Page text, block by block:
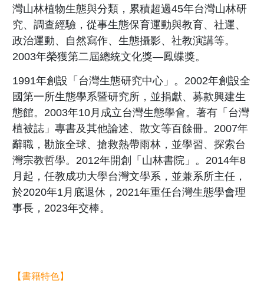
灣山林植物生態與分類，累積超過45年台灣山林研
究、調查經驗，從事生態保育運動與教育、社運、
政治運動、自然寫作、生態攝影、社教演講等。
2003年榮獲第二屆總統文化獎—鳳蝶獎。
1991年創設「台灣生態研究中心」。2002年創設全
國第一所生態學系暨研究所，並捐獻、募款興建生
態館。2003年10月成立台灣生態學會。著有「台灣
植被誌」專書及其他論述、散文等百餘冊。2007年
辭職，勘旅全球、搶救熱帶雨林，並學習、探索台
灣宗教哲學。2012年開創「山林書院」。2014年8
月起，任教成功大學台灣文學系，並兼系所主任，
於2020年1月底退休，2021年重任台灣生態學會理
事長，2023年交棒。
【書籍特色】